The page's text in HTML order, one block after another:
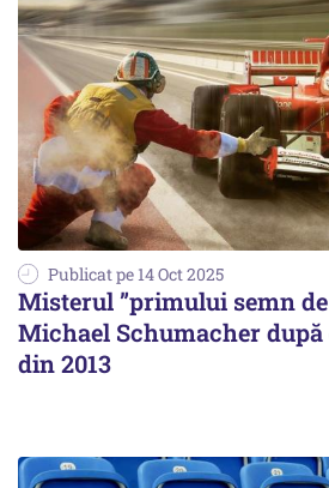
Publicat pe 14 Oct 2025
Misterul ”primului semn
Michael Schumacher
din 2013